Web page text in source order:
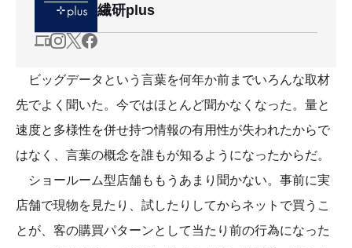
繊研plus
ビッグデータという言葉を何年か前までいろんな取材
先でよく聞いた。今ではほとんど聞かなくなった。量と
速度と多様性を併せ持つ情報の有用性が失われたからで
はなく、言葉の概念を誰もが知るようになったからだ。
ショールーム型店舗ももうあまり聞かない。事前に実
店舗で現物を見たり、試したりしてからネットで買うこ
とが、客の購買パターンとして当たり前の行為になった